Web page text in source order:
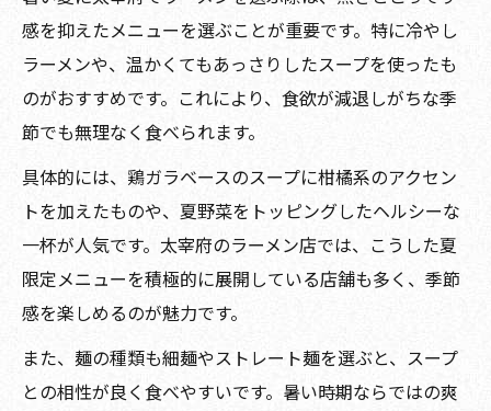
感を抑えたメニューを選ぶことが重要です。特に冷やし
ラーメンや、温かくてもあっさりしたスープを使ったも
のがおすすめです。これにより、食欲が減退しがちな季
節でも無理なく食べられます。
具体的には、鶏ガラベースのスープに柑橘系のアクセン
トを加えたものや、夏野菜をトッピングしたヘルシーな
一杯が人気です。太宰府のラーメン店では、こうした夏
限定メニューを積極的に展開している店舗も多く、季節
感を楽しめるのが魅力です。
また、麺の種類も細麺やストレート麺を選ぶと、スープ
との相性が良く食べやすいです。暑い時期ならではの爽